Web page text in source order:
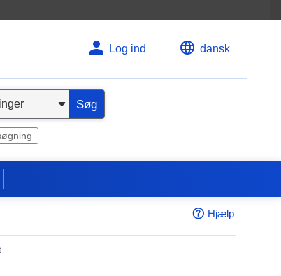
Log ind dansk
Søg
Hjælp